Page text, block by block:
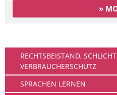
»
RECHTSBEISTAND,
VERBRAUCHERSCHUTZ
SPRACHEN LERNEN